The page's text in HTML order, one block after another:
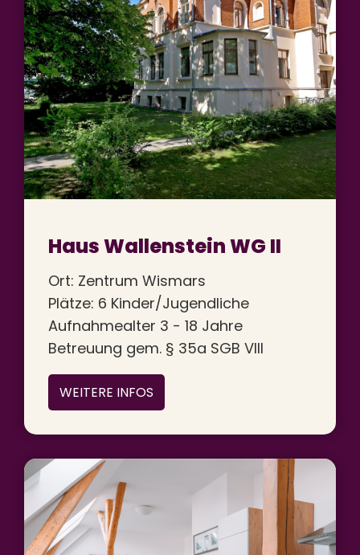
Haus Wallenstein WG II
Ort: Zentrum Wismars
Plätze: 6 Kinder/Jugendliche
Aufnahmealter 3 - 18 Jahre
Betreuung gem. § 35a SGB VIII
WEITERE INFOS